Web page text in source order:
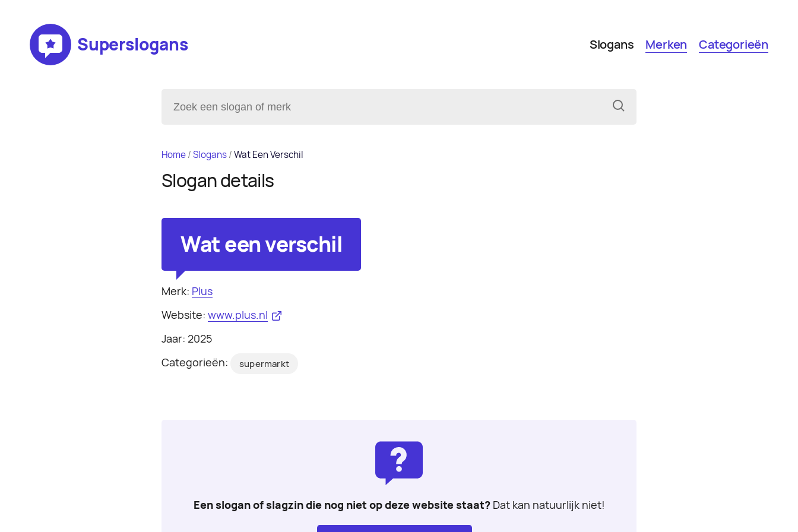
Superslogans Slogans Merken Categorieën
Home/Slogans/Wat Een Verschil
Slogan details
Wat een verschil
Merk: Plus
Website: www.plus.nl
Jaar: 2025
Categorieën:
supermarkt
Een slogan of slagzin die nog niet op deze website staat?Dat kan natuurlijk niet!